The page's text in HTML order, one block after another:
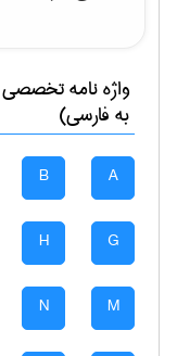
واژه نامه
به فارسی)
A
B
G
H
M
N